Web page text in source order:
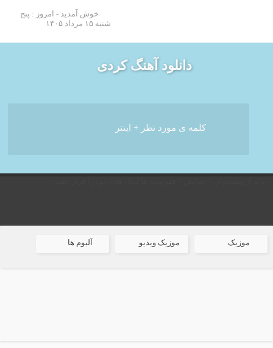
خوش آمدید - امروز : پنج
شنبه ۱۵ مرداد ۱۴۰۵
دانلود آهنگ کردی
موزیک موزیک ویدیو آلبوم ها